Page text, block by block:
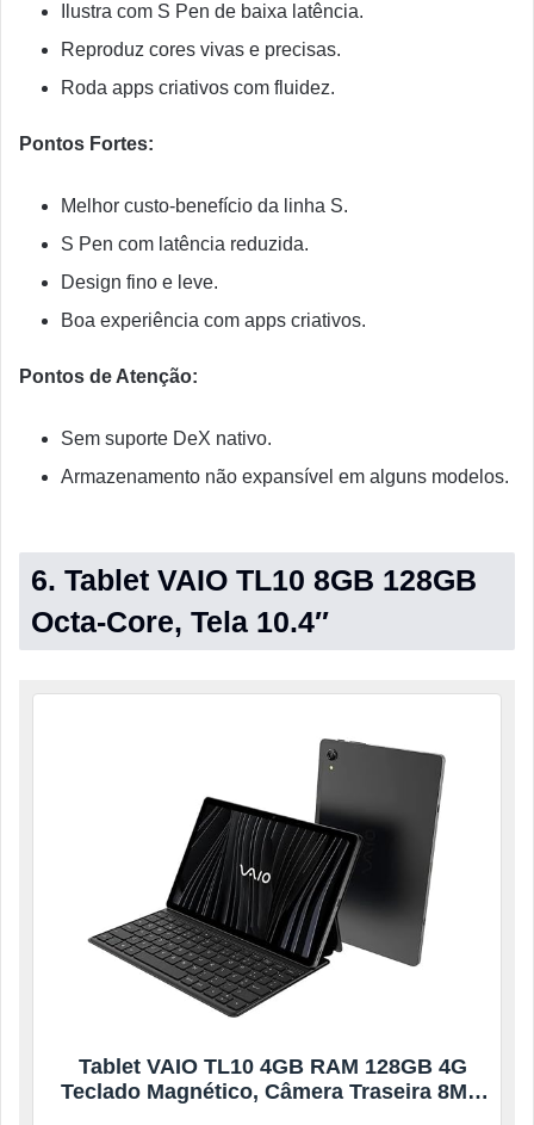
Ilustra com S Pen de baixa latência.
Reproduz cores vivas e precisas.
Roda apps criativos com fluidez.
Pontos Fortes:
Melhor custo-benefício da linha S.
S Pen com latência reduzida.
Design fino e leve.
Boa experiência com apps criativos.
Pontos de Atenção:
Sem suporte DeX nativo.
Armazenamento não expansível em alguns modelos.
6. Tablet VAIO TL10 8GB 128GB
Octa-Core, Tela 10.4″
Tablet VAIO TL10 4GB RAM 128GB 4G
Teclado Magnético, Câmera Traseira 8MP,